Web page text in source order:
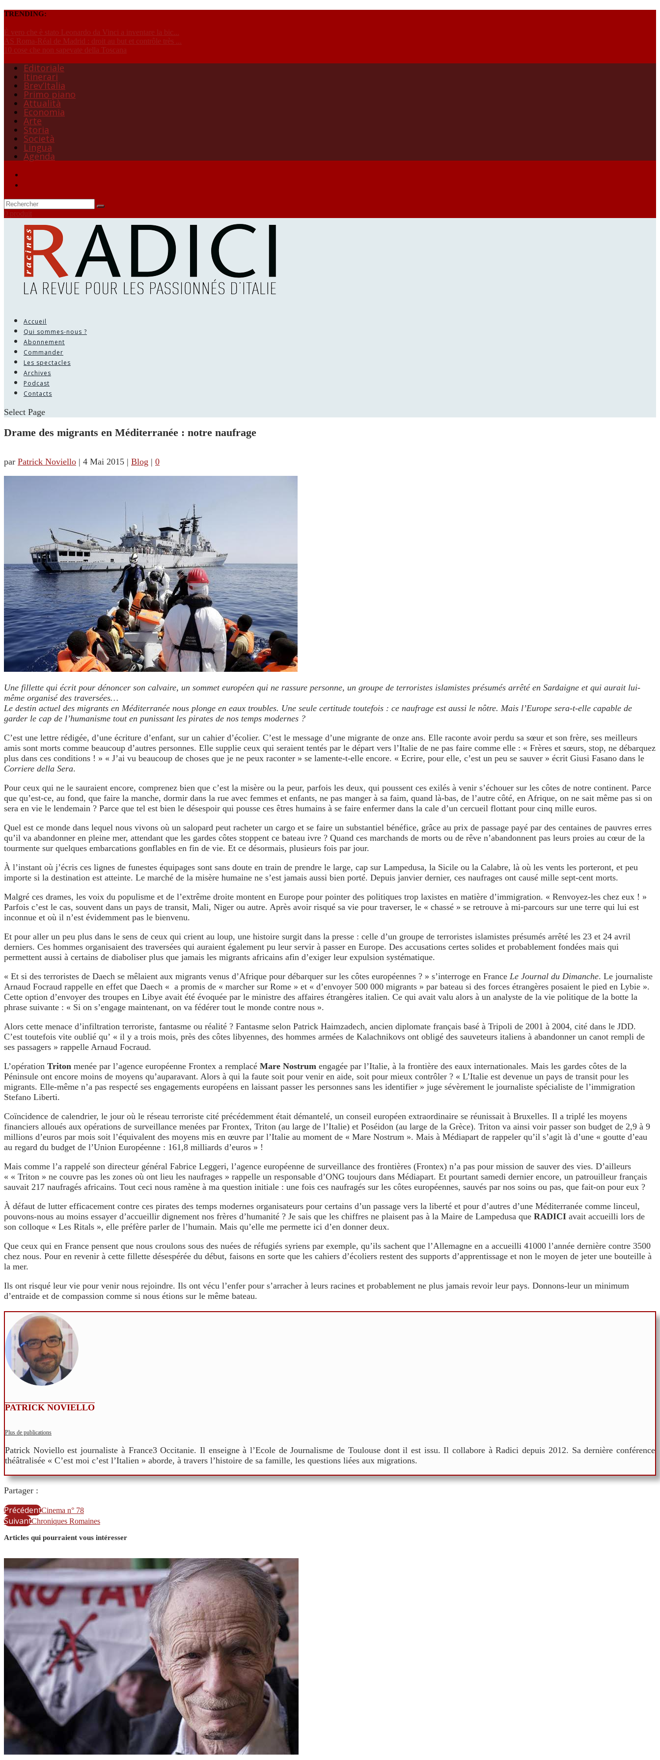
TRENDING:
È vero che è stato Leonardo da Vinci a inventare la bic...
AS Roma-Réal de Madrid : droit au but et contrôle très ...
10 cose che non sapevate della Toscana
Editoriale
Itinerari
Brev’Italia
Primo piano
Attualità
Economia
Arte
Storia
Società
Lingua
Agenda
0 produit
Accueil
Qui sommes-nous ?
Abonnement
Commander
Les spectacles
Archives
Podcast
Contacts
Select Page
Drame des migrants en Méditerranée : notre naufrage
par Patrick Noviello | 4 Mai 2015 | Blog | 0
Une fillette qui écrit pour dénoncer son calvaire, un sommet européen qui ne rassure personne, un groupe de terroristes islamistes présumés arrêté en Sardaigne et qui aurait lui-
même organisé des traversées…
Le destin actuel des migrants en Méditerranée nous plonge en eaux troubles. Une seule certitude toutefois : ce naufrage est aussi le nôtre. Mais l’Europe sera-t-elle capable de
garder le cap de l’humanisme tout en punissant les pirates de nos temps modernes ?
C’est une lettre rédigée, d’une écriture d’enfant, sur un cahier d’écolier. C’est le message d’une migrante de onze ans. Elle raconte avoir perdu sa sœur et son frère, ses meilleurs
amis sont morts comme beaucoup d’autres personnes. Elle supplie ceux qui seraient tentés par le départ vers l’Italie de ne pas faire comme elle : « Frères et sœurs, stop, ne débarquez
plus dans ces conditions ! » « J’ai vu beaucoup de choses que je ne peux raconter » se lamente-t-elle encore. « Ecrire, pour elle, c’est un peu se sauver » écrit Giusi Fasano dans le
Corriere della Sera.
Pour ceux qui ne le sauraient encore, comprenez bien que c’est la misère ou la peur, parfois les deux, qui poussent ces exilés à venir s’échouer sur les côtes de notre continent. Parce
que qu’est-ce, au fond, que faire la manche, dormir dans la rue avec femmes et enfants, ne pas manger à sa faim, quand là-bas, de l’autre côté, en Afrique, on ne sait même pas si on
sera en vie le lendemain ? Parce que tel est bien le désespoir qui pousse ces êtres humains à se faire enfermer dans la cale d’un cercueil flottant pour cinq mille euros.
Quel est ce monde dans lequel nous vivons où un salopard peut racheter un cargo et se faire un substantiel bénéfice, grâce au prix de passage payé par des centaines de pauvres erres
qu’il va abandonner en pleine mer, attendant que les gardes côtes stoppent ce bateau ivre ? Quand ces marchands de morts ou de rêve n’abandonnent pas leurs proies au cœur de la
tourmente sur quelques embarcations gonflables en fin de vie. Et ce désormais, plusieurs fois par jour.
À l’instant où j’écris ces lignes de funestes équipages sont sans doute en train de prendre le large, cap sur Lampedusa, la Sicile ou la Calabre, là où les vents les porteront, et peu
importe si la destination est atteinte. Le marché de la misère humaine ne s’est jamais aussi bien porté. Depuis janvier dernier, ces naufrages ont causé mille sept-cent morts.
Malgré ces drames, les voix du populisme et de l’extrême droite montent en Europe pour pointer des politiques trop laxistes en matière d’immigration. « Renvoyez-les chez eux ! »
Parfois c’est le cas, souvent dans un pays de transit, Mali, Niger ou autre. Après avoir risqué sa vie pour traverser, le « chassé » se retrouve à mi-parcours sur une terre qui lui est
inconnue et où il n’est évidemment pas le bienvenu.
Et pour aller un peu plus dans le sens de ceux qui crient au loup, une histoire surgit dans la presse : celle d’un groupe de terroristes islamistes présumés arrêté les 23 et 24 avril
derniers. Ces hommes organisaient des traversées qui auraient également pu leur servir à passer en Europe. Des accusations certes solides et probablement fondées mais qui
permettent aussi à certains de diaboliser plus que jamais les migrants africains afin d’exiger leur expulsion systématique.
« Et si des terroristes de Daech se mêlaient aux migrants venus d’Afrique pour débarquer sur les côtes européennes ? » s’interroge en France Le Journal du Dimanche. Le journaliste
Arnaud Focraud rappelle en effet que Daech « a promis de « marcher sur Rome » et « d’envoyer 500 000 migrants » par bateau si des forces étrangères posaient le pied en Lybie ».
Cette option d’envoyer des troupes en Libye avait été évoquée par le ministre des affaires étrangères italien. Ce qui avait valu alors à un analyste de la vie politique de la botte la
phrase suivante : « Si on s’engage maintenant, on va fédérer tout le monde contre nous ».
Alors cette menace d’infiltration terroriste, fantasme ou réalité ? Fantasme selon Patrick Haimzadech, ancien diplomate français basé à Tripoli de 2001 à 2004, cité dans le JDD.
C’est toutefois vite oublié qu’ « il y a trois mois, près des côtes libyennes, des hommes armées de Kalachnikovs ont obligé des sauveteurs italiens à abandonner un canot rempli de
ses passagers » rappelle Arnaud Focraud.
L’opération Triton menée par l’agence européenne Frontex a remplacé Mare Nostrum engagée par l’Italie, à la frontière des eaux internationales. Mais les gardes côtes de la
Péninsule ont encore moins de moyens qu’auparavant. Alors à qui la faute soit pour venir en aide, soit pour mieux contrôler ? « L’Italie est devenue un pays de transit pour les
migrants. Elle-même n’a pas respecté ses engagements européens en laissant passer les personnes sans les identifier » juge sévèrement le journaliste spécialiste de l’immigration
Stefano Liberti.
Coïncidence de calendrier, le jour où le réseau terroriste cité précédemment était démantelé, un conseil européen extraordinaire se réunissait à Bruxelles. Il a triplé les moyens
financiers alloués aux opérations de surveillance menées par Frontex, Triton (au large de l’Italie) et Poséidon (au large de la Grèce). Triton va ainsi voir passer son budget de 2,9 à 9
millions d’euros par mois soit l’équivalent des moyens mis en œuvre par l’Italie au moment de « Mare Nostrum ». Mais à Médiapart de rappeler qu’il s’agit là d’une « goutte d’eau
au regard du budget de l’Union Européenne : 161,8 milliards d’euros » !
Mais comme l’a rappelé son directeur général Fabrice Leggeri, l’agence européenne de surveillance des frontières (Frontex) n’a pas pour mission de sauver des vies. D’ailleurs
« « Triton » ne couvre pas les zones où ont lieu les naufrages » rappelle un responsable d’ONG toujours dans Médiapart. Et pourtant samedi dernier encore, un patrouilleur français
sauvait 217 naufragés africains. Tout ceci nous ramène à ma question initiale : une fois ces naufragés sur les côtes européennes, sauvés par nos soins ou pas, que fait-on pour eux ?
À défaut de lutter efficacement contre ces pirates des temps modernes organisateurs pour certains d’un passage vers la liberté et pour d’autres d’une Méditerranée comme linceul,
pouvons-nous au moins essayer d’accueillir dignement nos frères d’humanité ? Je sais que les chiffres ne plaisent pas à la Maire de Lampedusa que RADICI avait accueilli lors de
son colloque « Les Ritals », elle préfère parler de l’humain. Mais qu’elle me permette ici d’en donner deux.
Que ceux qui en France pensent que nous croulons sous des nuées de réfugiés syriens par exemple, qu’ils sachent que l’Allemagne en a accueilli 41000 l’année dernière contre 3500
chez nous. Pour en revenir à cette fillette désespérée du début, faisons en sorte que les cahiers d’écoliers restent des supports d’apprentissage et non le moyen de jeter une bouteille à
la mer.
Ils ont risqué leur vie pour venir nous rejoindre. Ils ont vécu l’enfer pour s’arracher à leurs racines et probablement ne plus jamais revoir leur pays. Donnons-leur un minimum
d’entraide et de compassion comme si nous étions sur le même bateau.
PATRICK NOVIELLO
Plus de publications
Patrick Noviello est journaliste à France3 Occitanie. Il enseigne à l’Ecole de Journalisme de Toulouse dont il est issu. Il collabore à Radici depuis 2012. Sa dernière conférence
théâtralisée « C’est moi c’est l’Italien » aborde, à travers l’histoire de sa famille, les questions liées aux migrations.
Partager :
PrécédentCinema n° 78
SuivantChroniques Romaines
Articles qui pourraient vous intéresser